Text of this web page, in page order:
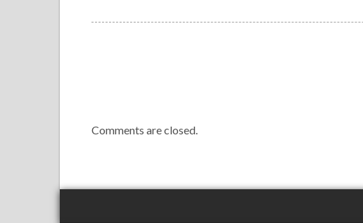
Comments are closed.